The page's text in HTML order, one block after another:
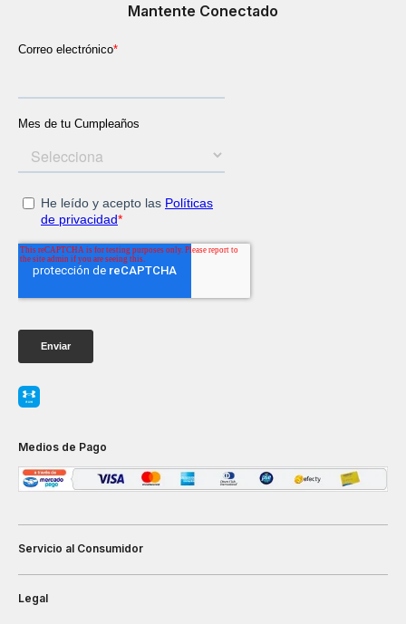
Mantente Conectado
Medios de Pago
Servicio al Consumidor
Legal